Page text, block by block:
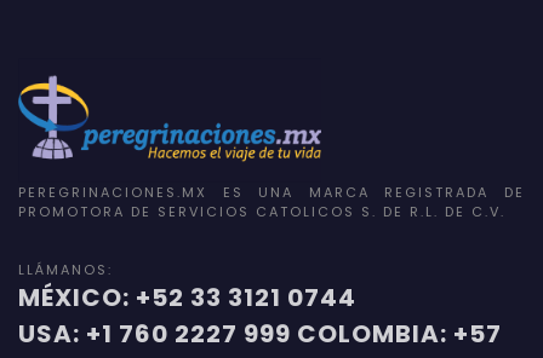
PEREGRINACIONES.MX ES UNA MARCA REGISTRADA DE
PROMOTORA DE SERVICIOS CATOLICOS S. DE R.L. DE C.V.
LLÁMANOS:
MÉXICO: +52 33 3121 0744
USA: +1 760 2227 999 COLOMBIA: +57